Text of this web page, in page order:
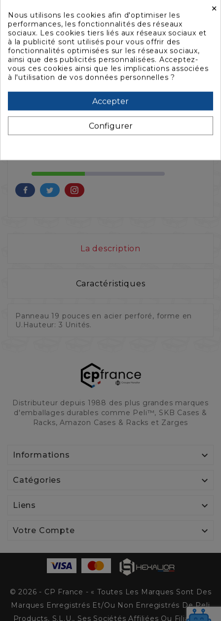
Livraison sous 24/48H jours ouvrés
Derniers articles en stock
QUANTITÉ :
AJOUTER AU PANIER
La description
Caractéristiques
Panneau 19 pouces en acier perforé, forme en
U.Hauteur: 3 Unités.
Distributeur depuis 1988 des plus grandes marques
d'emballages durables comme Peli™, SKB Cases &
Racks, Amazon Cases & Racks et Zarges
Informations 
Catégories 
Liens 
Votre Compte 
© 2026 - CP France - « Toutes Les Marques Sont Des
Marques Enregistrés Et/ou Non Enregistrés De Peli
Products, S.L.U., Ses Sociétés Affiliées Ou Filiales. »
×
Nous utilisons les cookies afin d'optimiser les
performances, les fonctionnalités des réseaux
sociaux. Les cookies tiers liés aux réseaux sociaux et
à la publicité sont utilisés pour vous offrir des
fonctionnalités optimisées sur les réseaux sociaux,
ainsi que des publicités personnalisées. Acceptez-
vous ces cookies ainsi que les implications associées
à l'utilisation de vos données personnelles ?
Accepter
Configurer